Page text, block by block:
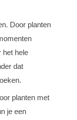
Door planten
het hele
dat
planten met
je een